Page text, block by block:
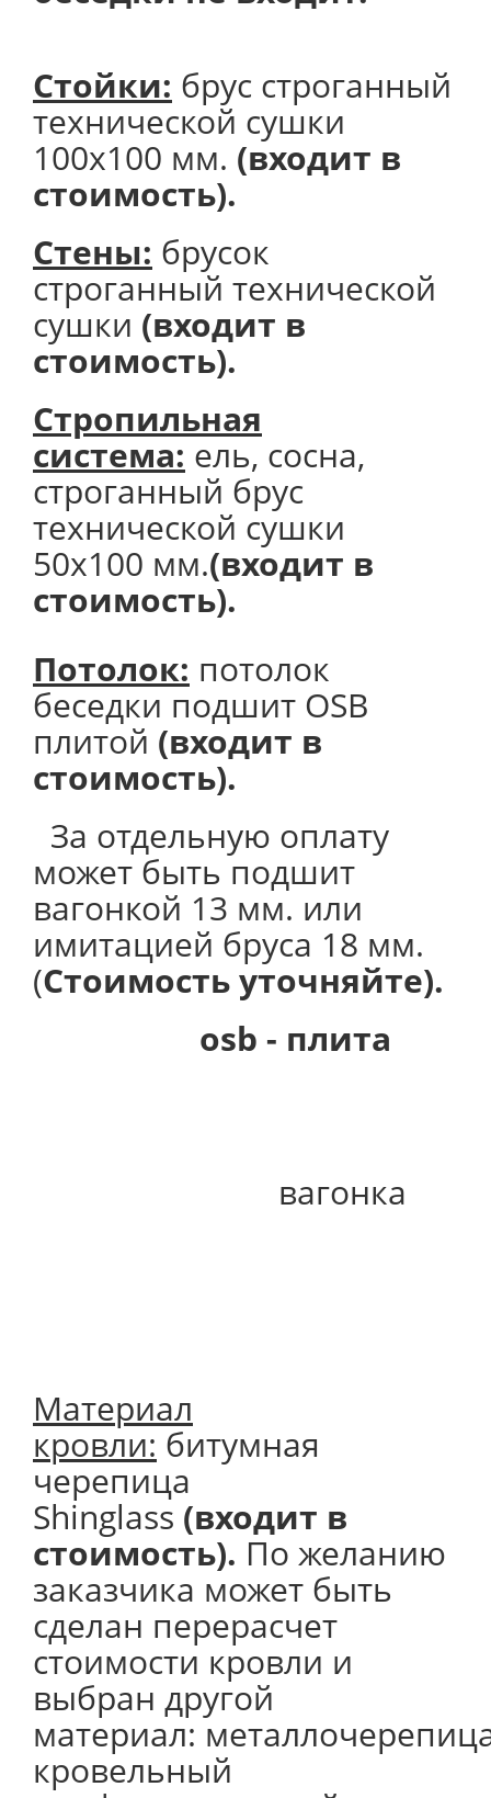
Стойки: брус строганный
технической сушки
100х100 мм. (входит в
стоимость).
Стены: брусок
строганный технической
сушки (входит в
стоимость).
Стропильная
система: ель, сосна,
строганный брус
технической сушки
50х100 мм.(входит в
стоимость).
Потолок: потолок
беседки подшит OSB
плитой (входит в
стоимость).
За отдельную оплату
может быть подшит
вагонкой 13 мм. или
имитацией бруса 18 мм.
(Стоимость уточняйте).
osb - плита
вагонка
Материал
кровли: битумная
черепица
Shinglass (входит в
стоимость). По желанию
заказчика может быть
сделан перерасчет
стоимости кровли и
выбран другой
материал:
кровельный